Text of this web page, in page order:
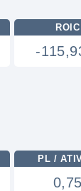
ROIC
-
PL /
0,75